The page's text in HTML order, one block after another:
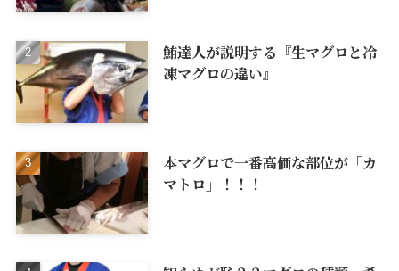
鮪達人が説明する『生マグロと冷
凍マグロの違い』
本マグロで一番高価な部位が「カ
マトロ」！！！